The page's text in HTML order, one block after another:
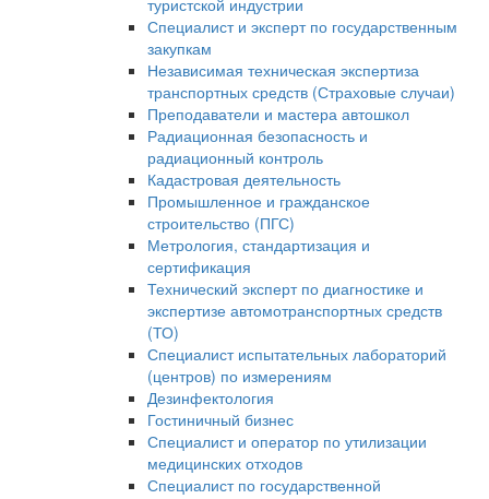
Специалист и эксперт по государственным
закупкам
Независимая техническая экспертиза
транспортных средств (Страховые случаи)
Преподаватели и мастера автошкол
Радиационная безопасность и
радиационный контроль
Кадастровая деятельность
Промышленное и гражданское
строительство (ПГС)
Метрология, стандартизация и
сертификация
Технический эксперт по диагностике и
экспертизе автомотранспортных средств
(ТО)
Специалист испытательных лабораторий
(центров) по измерениям
Дезинфектология
Гостиничный бизнес
Специалист и оператор по утилизации
медицинских отходов
Специалист по государственной